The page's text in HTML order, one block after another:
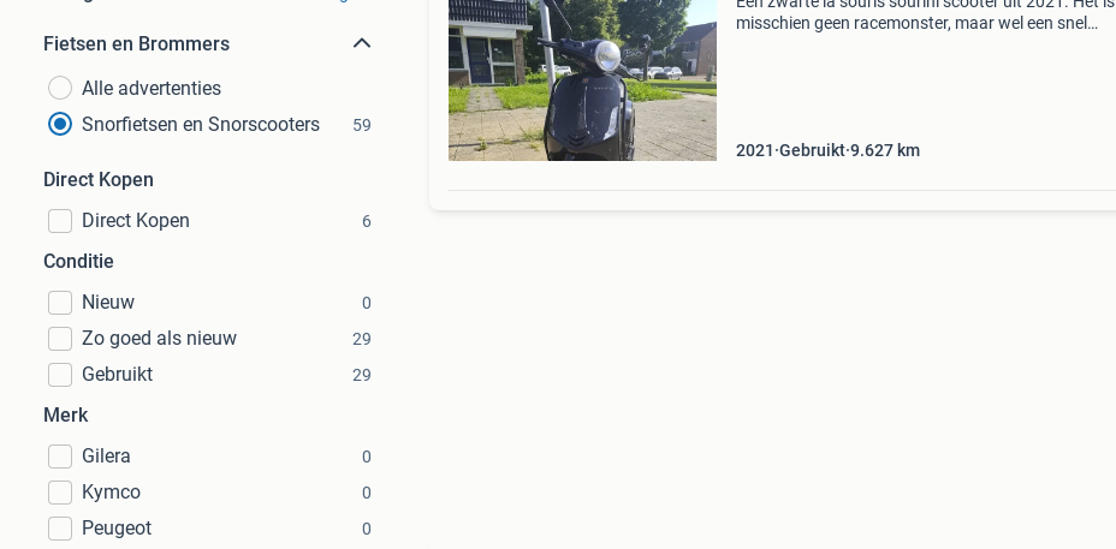
Fietsen en Brommers
Alle advertenties
Snorfietsen en Snorscooters
59
Direct Kopen
Direct Kopen
6
Conditie
Nieuw
0
Zo goed als nieuw 29
Gebruikt 29
Merk
Gilera
0
Kymco 0
Peugeot 0
misschien geen racemonster, maar wel een snel
2021 Gebruikt 9.627 km